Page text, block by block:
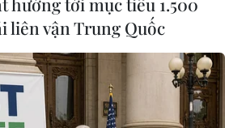
liên vận Trung Quốc